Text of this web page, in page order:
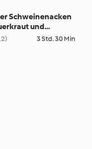
Schweinenacken
und
3 Std. 30 Min